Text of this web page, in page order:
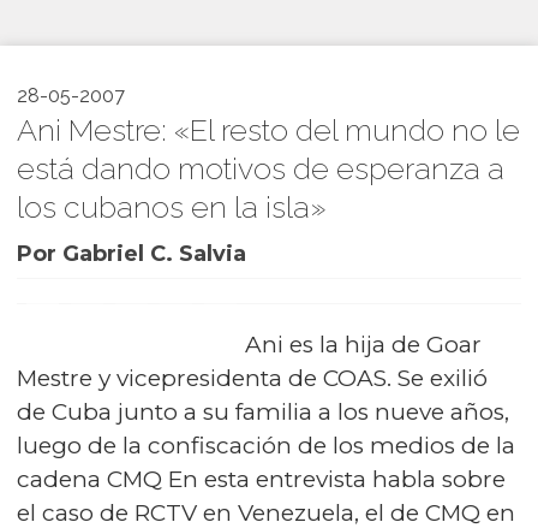
28-05-2007
Ani Mestre: «El resto del mundo no le
está dando motivos de esperanza a
los cubanos en la isla»
Por Gabriel C. Salvia
Ani es la hija de Goar
Mestre y vicepresidenta de COAS. Se exilió
de Cuba junto a su familia a los nueve años,
luego de la confiscación de los medios de la
cadena CMQ En esta entrevista habla sobre
el caso de RCTV en Venezuela, el de CMQ en